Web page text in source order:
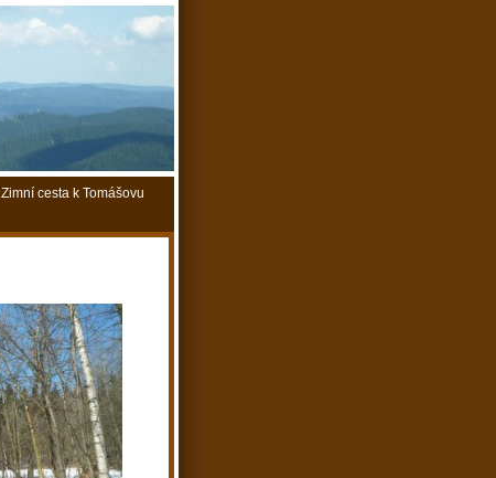
Zimní cesta k Tomášovu